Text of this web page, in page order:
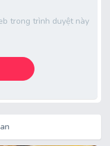
trong trình duyệt này